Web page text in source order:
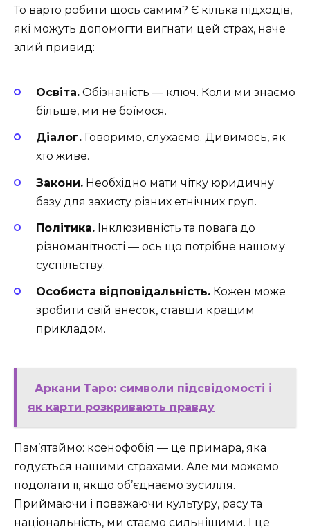
То варто робити щось самим? Є кілька підходів,
які можуть допомогти вигнати цей страх, наче
злий привид:
Освіта. Обізнаність — ключ. Коли ми знаємо
більше, ми не боїмося.
Діалог. Говоримо, слухаємо. Дивимось, як
хто живе.
Закони. Необхідно мати чітку юридичну
базу для захисту різних етнічних груп.
Політика. Інклюзивність та повага до
різноманітності — ось що потрібне нашому
суспільству.
Особиста відповідальність. Кожен може
зробити свій внесок, ставши кращим
прикладом.
Аркани Таро: символи підсвідомості і
як карти розкривають правду
Пам’ятаймо: ксенофобія — це примара, яка
годується нашими страхами. Але ми можемо
подолати її, якщо об’єднаємо зусилля.
Приймаючи і поважаючи культуру, расу та
національність, ми стаємо сильнішими. І це